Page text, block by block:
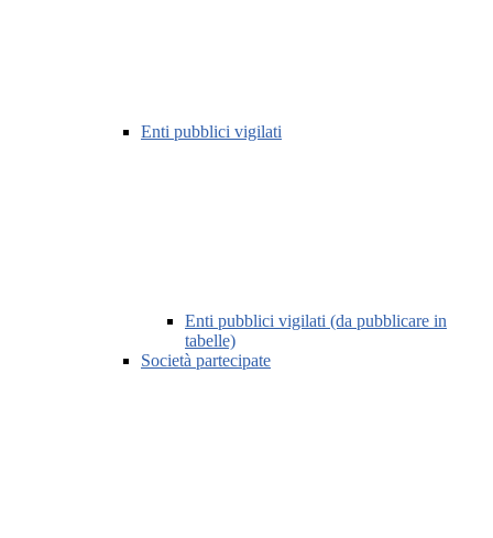
Enti pubblici vigilati
Enti pubblici vigilati (da pubblicare in
tabelle)
Società partecipate